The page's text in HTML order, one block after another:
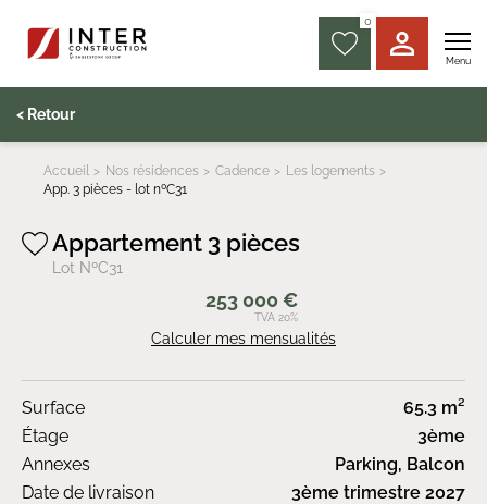
0
Menu
< Retour
Accueil Nos résidences Cadence
Les logements
App. 3 pièces - lot nºC31
Appartement 3 pièces
Lot NºC31
253 000 €
TVA 20%
Calculer mes mensualités
Surface
65.3 m²
Étage
3ème
Annexes
Parking, Balcon
Date de livraison
3ème trimestre 2027